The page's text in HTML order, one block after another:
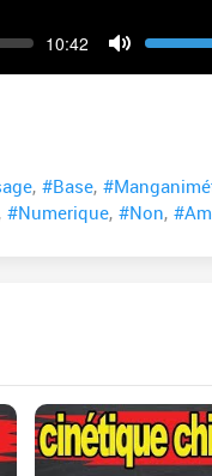
Current
10:42
,#Base,
#Numerique,#Non,